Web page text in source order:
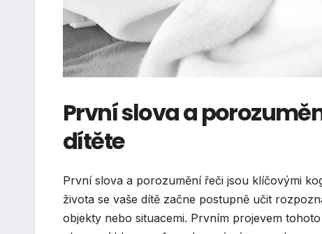
První slova a
dítěte
První slova a porozumění řeči jsou klíčovými
života se vaše dítě začne postupně učit
objekty nebo situacemi. Prvním projevem